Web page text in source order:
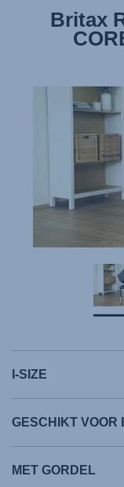
Britax
Britax
I-SIZE
GESCHIKT VOOR
MET GORDEL